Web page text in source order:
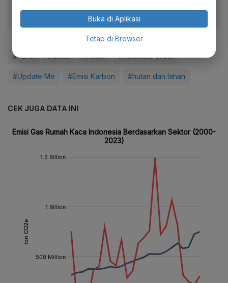
#KLHK #emisi #Hutan #Katadata Green
#Update Me #Emisi Karbon #hutan dan lahan
CEK JUGA DATA INI
Buka di Aplikasi
Tetap di Browser